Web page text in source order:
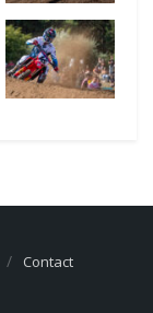
Contact